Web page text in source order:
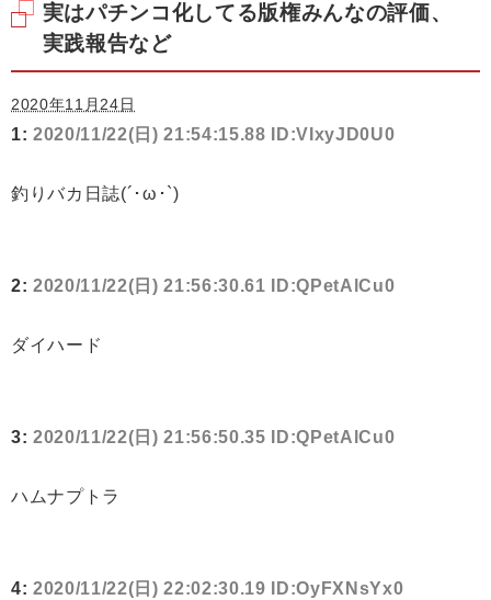
実はパチンコ化してる版権みんなの評価、
実践報告など
2020年11月24日
1: 2020/11/22(日) 21:54:15.88 ID:VIxyJD0U0
釣りバカ日誌(´･ω･`)
2: 2020/11/22(日) 21:56:30.61 ID:QPetAlCu0
ダイハード
3: 2020/11/22(日) 21:56:50.35 ID:QPetAlCu0
ハムナプトラ
4: 2020/11/22(日) 22:02:30.19 ID:OyFXNsYx0